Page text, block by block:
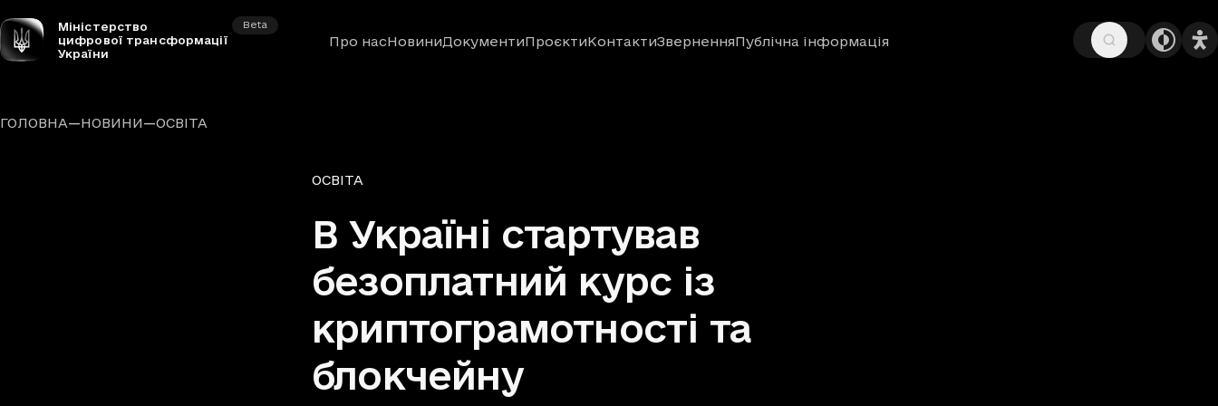
Міністерство
цифрової трансформації
України
Beta
Про насНовиниДокументиПроєктиКонтактиЗверненняПублічна інформація
ГОЛОВНА—НОВИНИ—ОСВІТА
Рубрики
ОСВІТА
В Україні стартував
безоплатний курс із
криптограмотності та
блокчейну